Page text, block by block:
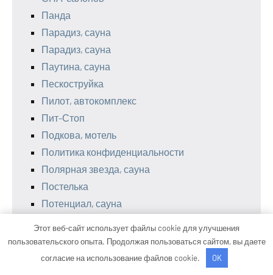
Панда
Парадиз, сауна
Парадиз, сауна
Паутина, сауна
Пескоструйка
Пилот, автокомплекс
Пит-Стоп
Подкова, мотель
Политика конфиденциальности
Полярная звезда, сауна
Постелька
Потенциал, сауна
Путь, автомойка
Пушкин Моторс
Этот веб-сайт использует файлы cookie для улучшения
пользовательского опыта. Продолжая пользоваться сайтом, вы даете
согласие на использование файлов cookie.
OK